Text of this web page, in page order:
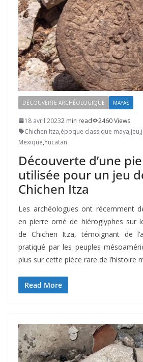
DÉCOUVERTE ARCHÉOLOGIQUE MAYAS
18 avril 20232 min read
2460 Views
Chichen Itza,époque classique maya,jeu,
Mexique,Yucatan
Découverte d’une
utilisée pour un jeu
Chichen Itza
Les archéologues ont récemment
en pierre orné de hiéroglyphes sur
de Chichen Itza, témoignant de
pratiqué par les peuples
plus sur cette pièce rare de l’histoire
Read More